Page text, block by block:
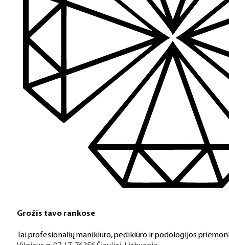
Grožis tavo rankose
Tai profesionalių manikiūro, pedikiūro ir podologijos